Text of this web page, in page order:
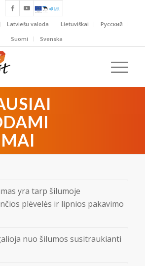
Latviešu valoda Lietuviškai
Русский
Suomi
Svenska
yra tarp šilumoje
plėvelės ir lipnios pakavimo
nuo šilumos susitraukianti